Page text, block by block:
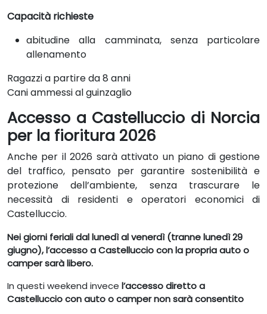
Capacità richieste
abitudine alla camminata, senza particolare
allenamento
Ragazzi a partire da 8 anni
Cani ammessi al guinzaglio
Accesso a Castelluccio di Norcia
per la fioritura 2026
Anche per il 2026 sarà attivato un piano di gestione
del traffico, pensato per garantire sostenibilità e
protezione dell’ambiente, senza trascurare le
necessità di residenti e operatori economici di
Castelluccio.
Nei giorni feriali dal lunedì al venerdì (tranne lunedì 29
giugno), l’accesso a Castelluccio con la propria auto o
camper sarà libero.
In questi weekend invece l’accesso diretto a
Castelluccio con auto o camper non sarà consentito